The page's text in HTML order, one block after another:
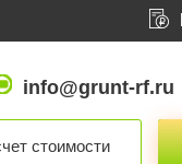
info@grunt-rf.ru
стоимости